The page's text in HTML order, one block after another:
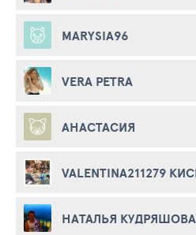
MARYSIA96
VERA PETRA
АНАСТАСИЯ
VALENTINA211279
НАТАЛЬЯ КУДРЯШОВА